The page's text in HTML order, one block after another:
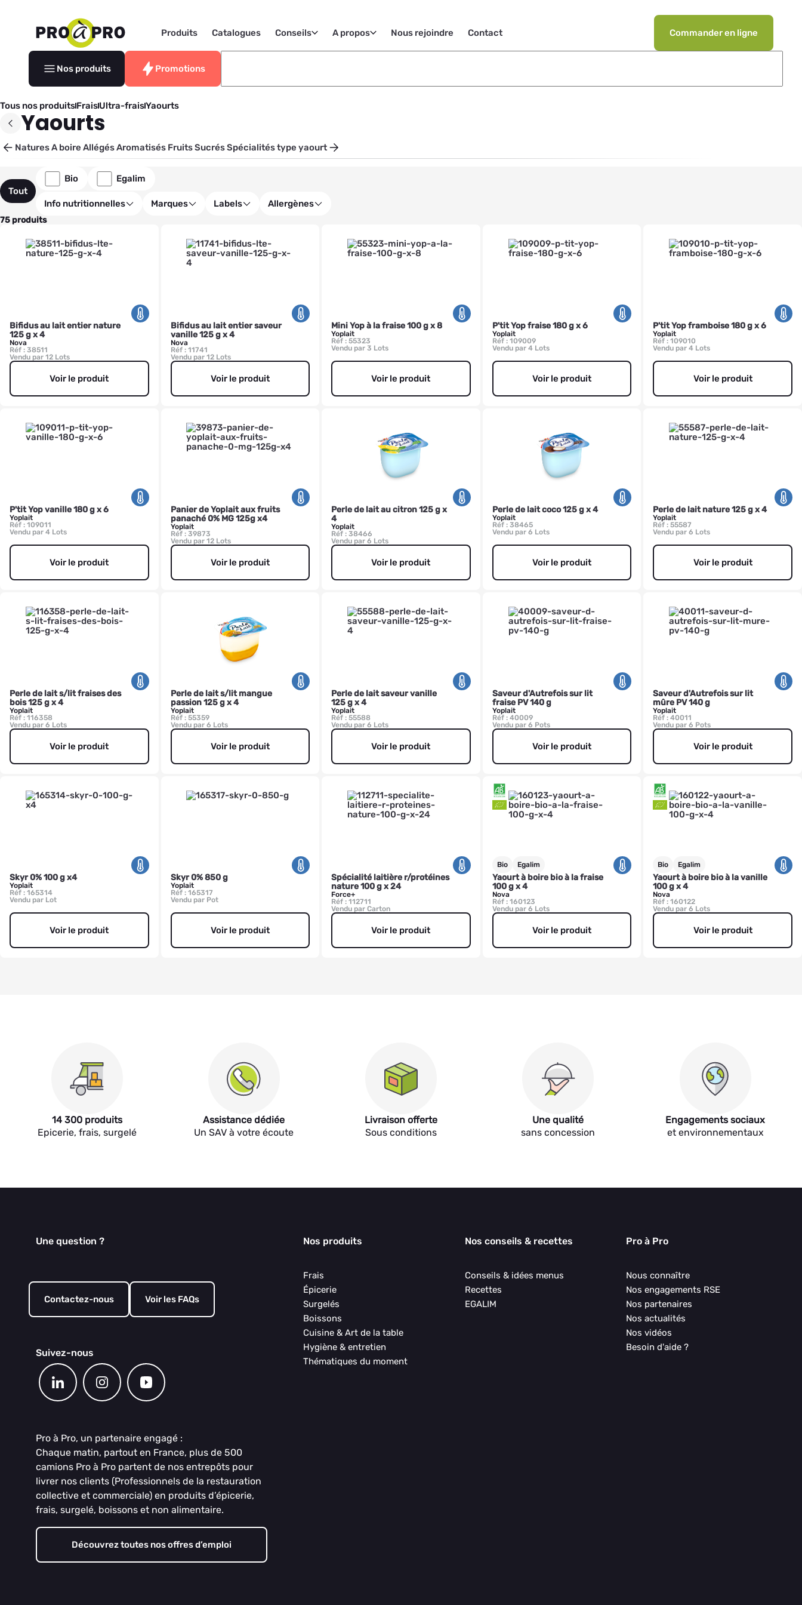
Produits Catalogues Conseils A propos Nous rejoindre Contact Commander en ligne
Nos produits Promotions
Tous nos produitsFraisUltra-fraisYaourts
Yaourts
NaturesA boire AllégésAromatisés FruitsSucrésSpécialités type yaourt
Tout
Bio Egalim
Info nutritionnelles Marques Labels Allergènes
75 produits
Bifidus au lait entier nature
125 g x 4
Nova
Réf : 38511
Vendu par 12 Lots
Voir le produit
Bifidus au lait entier saveur
vanille 125 g x 4
Nova
Réf : 11741
Vendu par 12 Lots
Voir le produit
Mini Yop à la fraise 100 g x 8
Yoplait
Réf : 55323
Vendu par 3 Lots
Voir le produit
P'tit Yop fraise 180 g x 6
Yoplait
Réf : 109009
Vendu par 4 Lots
Voir le produit
P'tit Yop framboise 180 g x 6
Yoplait
Réf : 109010
Vendu par 4 Lots
Voir le produit
P'tit Yop vanille 180 g x 6
Yoplait
Réf : 109011
Vendu par 4 Lots
Voir le produit
Panier de Yoplait aux fruits
panaché 0% MG 125g x4
Yoplait
Réf : 39873
Vendu par 12 Lots
Voir le produit
Perle de lait au citron 125 g x
4
Yoplait
Réf : 38466
Vendu par 6 Lots
Voir le produit
Perle de lait coco 125 g x 4
Yoplait
Réf : 38465
Vendu par 6 Lots
Voir le produit
Perle de lait nature 125 g x 4
Yoplait
Réf : 55587
Vendu par 6 Lots
Voir le produit
Perle de lait s/lit fraises des
bois 125 g x 4
Yoplait
Réf : 116358
Vendu par 6 Lots
Voir le produit
Perle de lait s/lit mangue
passion 125 g x 4
Yoplait
Réf : 55359
Vendu par 6 Lots
Voir le produit
Perle de lait saveur vanille
125 g x 4
Yoplait
Réf : 55588
Vendu par 6 Lots
Voir le produit
Saveur d'Autrefois sur lit
fraise PV 140 g
Yoplait
Réf : 40009
Vendu par 6 Pots
Voir le produit
Saveur d'Autrefois sur lit
mûre PV 140 g
Yoplait
Réf : 40011
Vendu par 6 Pots
Voir le produit
Skyr 0% 100 g x4
Yoplait
Réf : 165314
Vendu par Lot
Voir le produit
Skyr 0% 850 g
Yoplait
Réf : 165317
Vendu par Pot
Voir le produit
Spécialité laitière r/protéines
nature 100 g x 24
Force+
Réf : 112711
Vendu par Carton
Voir le produit
Bio Egalim
Yaourt à boire bio à la fraise
100 g x 4
Nova
Réf : 160123
Vendu par 6 Lots
Voir le produit
Bio Egalim
Yaourt à boire bio à la vanille
100 g x 4
Nova
Réf : 160122
Vendu par 6 Lots
Voir le produit
14 300 produits
Epicerie, frais, surgelé
Assistance dédiée
Un SAV à votre écoute
Livraison offerte
Sous conditions
Une qualité
sans concession
Engagements sociaux
et environnementaux
Une question ?
Contactez-nous Voir les FAQs
Suivez-nous
Pro à Pro, un partenaire engagé :
Chaque matin, partout en France, plus de 500
camions Pro à Pro partent de nos entrepôts pour
livrer nos clients (Professionnels de la restauration
collective et commerciale) en produits d’épicerie,
frais, surgelé, boissons et non alimentaire.
Découvrez toutes nos offres d’emploi
Nos produits
Frais
Épicerie
Surgelés
Boissons
Cuisine & Art de la table
Hygiène & entretien
Thématiques du moment
Nos conseils & recettes
Conseils & idées menus
Recettes
EGALIM
Pro à Pro
Nous connaître
Nos engagements RSE
Nos partenaires
Nos actualités
Nos vidéos
Besoin d'aide ?